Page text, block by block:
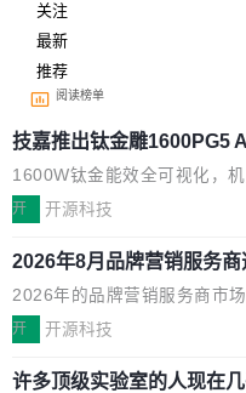
关注
最新
推荐
阅读榜单
技嘉推出钛金雕1600PG5
源：为发烧级主机与本地
舰供电方案
1600W钛金能效全可视化，机
继2026台北电脑展首度亮相
电源专为发烧级DIY主机与本
造，整机长度仅16厘米，提供
与80PLUS钛金能效；支持
实时LCD监控屏，可充分满足
开 开源科技
2026年8月品牌营销服务商
从流量思维到品牌资产思
2026年的品牌营销服务商市
的价值重构。全球全案品牌代
复合增长率达5.44%,预计
开 开源科技
许多顶级实验室的人现在